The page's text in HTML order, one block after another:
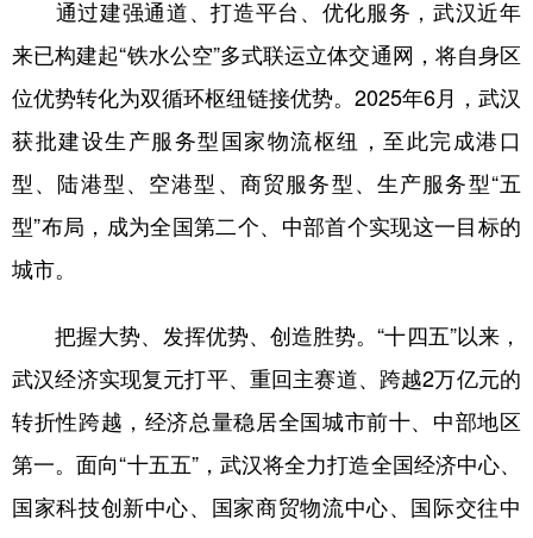
通过建强通道、打造平台、优化服务，武汉近年
来已构建起“铁水公空”多式联运立体交通网，将自身区
位优势转化为双循环枢纽链接优势。2025年6月，武汉
获批建设生产服务型国家物流枢纽，至此完成港口
型、陆港型、空港型、商贸服务型、生产服务型“五
型”布局，成为全国第二个、中部首个实现这一目标的
城市。
把握大势、发挥优势、创造胜势。“十四五”以来，
武汉经济实现复元打平、重回主赛道、跨越2万亿元的
转折性跨越，经济总量稳居全国城市前十、中部地区
第一。面向“十五五”，武汉将全力打造全国经济中心、
国家科技创新中心、国家商贸物流中心、国际交往中